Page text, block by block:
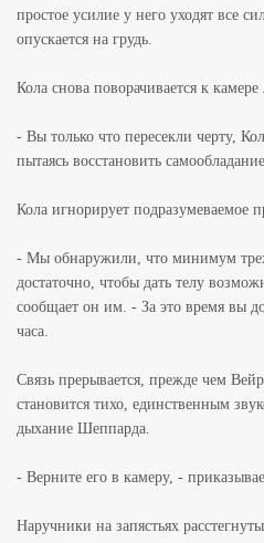
простое усилие у него уходят все
опускается на грудь.
Кола снова поворачивается к
- Вы только что пересекли черту,
пытаясь восстановить
Кола игнорирует подразумеваемое
- Мы обнаружили, что минимум
достаточно, чтобы дать телу
сообщает он им. - За это время вы
часа.
Связь прерывается, прежде чем
становится тихо, единственным
дыхание Шеппарда.
- Верните его в камеру, -
Наручники на запястьях